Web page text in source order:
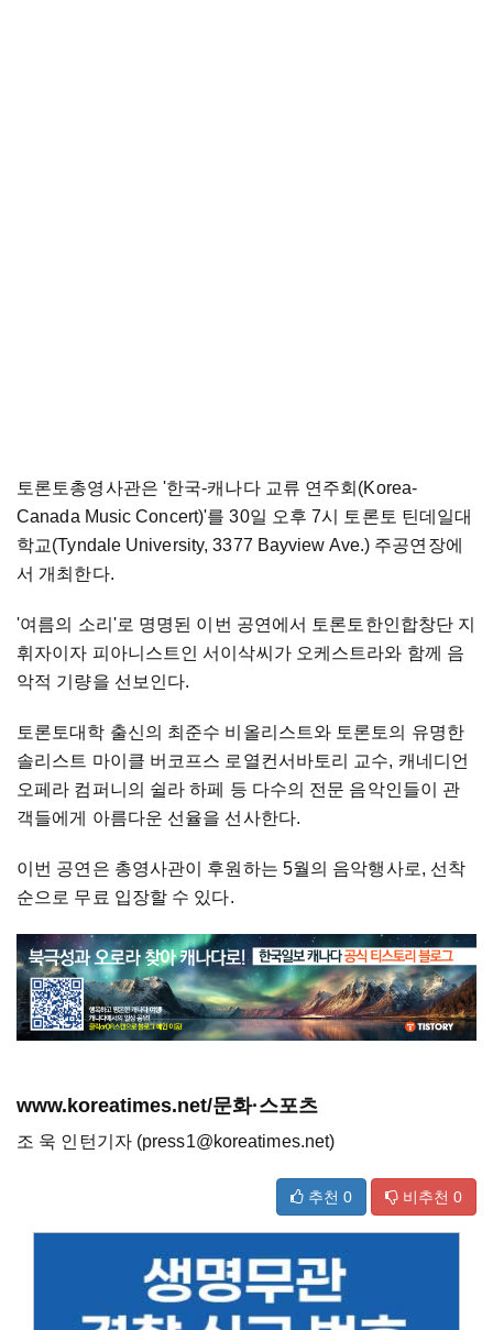
토론토총영사관은 '한국-캐나다 교류 연주회(Korea-
Canada Music Concert)'를 30일 오후 7시 토론토 틴데일대
학교(Tyndale University, 3377 Bayview Ave.) 주공연장에
서 개최한다.
'여름의 소리'로 명명된 이번 공연에서 토론토한인합창단 지
휘자이자 피아니스트인 서이삭씨가 오케스트라와 함께 음
악적 기량을 선보인다.
토론토대학 출신의 최준수 비올리스트와 토론토의 유명한
솔리스트 마이클 버코프스 로열컨서바토리 교수, 캐네디언
오페라 컴퍼니의 쉴라 하페 등 다수의 전문 음악인들이 관
객들에게 아름다운 선율을 선사한다.
이번 공연은 총영사관이 후원하는 5월의 음악행사로, 선착
순으로 무료 입장할 수 있다.
www.koreatimes.net/문화·스포츠
조 욱 인턴기자 (press1@koreatimes.net)
추천 0 비추천 0